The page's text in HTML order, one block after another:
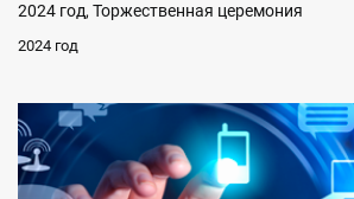
2024 год, Торжественная церемония
2024 год